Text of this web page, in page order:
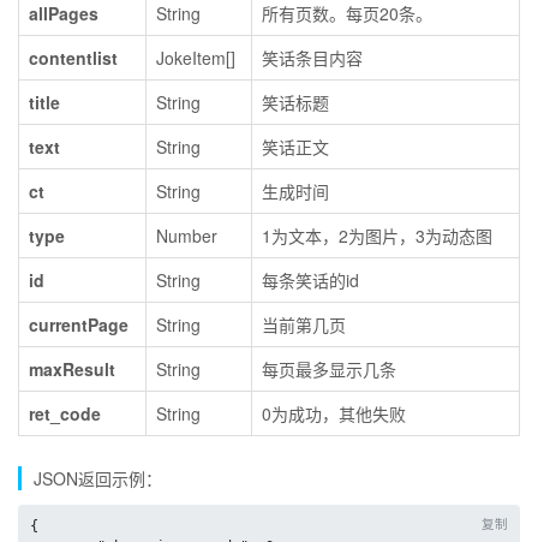
allPages
String
所有页数。每页20条。
contentlist
JokeItem[]
笑话条目内容
title
String
笑话标题
text
String
笑话正文
ct
String
生成时间
type
Number
1为文本，2为图片，3为动态图
id
String
每条笑话的id
currentPage
String
当前第几页
maxResult
String
每页最多显示几条
ret_code
String 0为成功，其他失败
JSON返回示例：
复制
{